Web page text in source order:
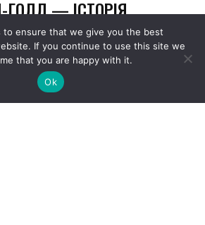
to ensure that we give you the best
If you continue to use this site we
that you are happy with it.
Ok